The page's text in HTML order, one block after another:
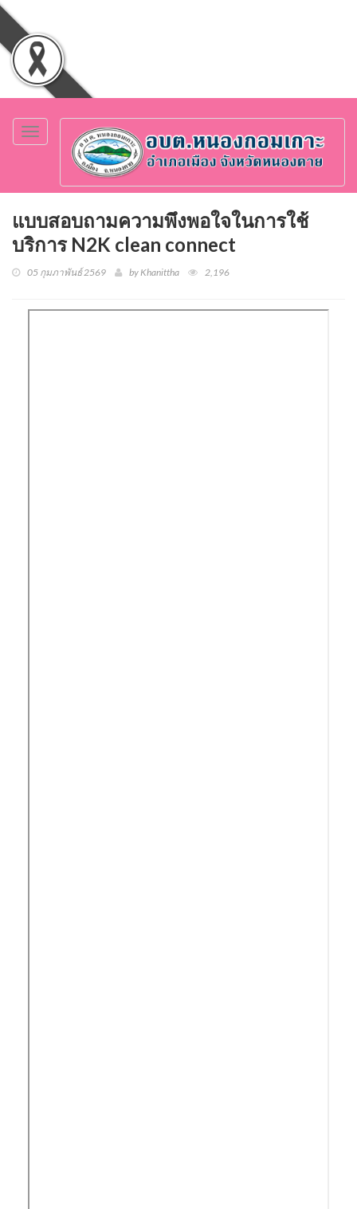
Toggle
navigation
แบบสอบถามความพึงพอใจในการใช้
บริการ N2K clean connect
05 กุมภาพันธ์ 2569 by Khanittha 2,196